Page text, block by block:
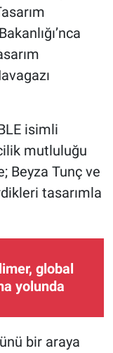
isimli
mutluluğu
Beyza Tunç ve
tasarımla
global
yolunda
bir araya